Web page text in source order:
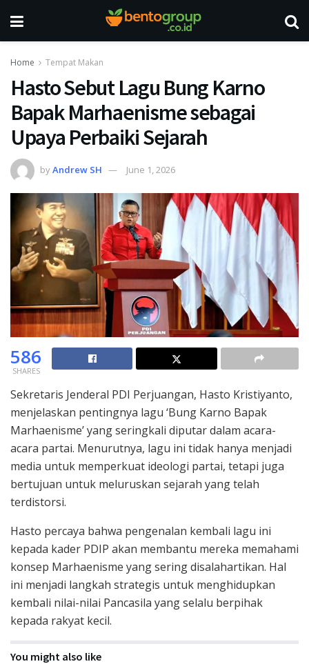
Home Tempat Makan
Hasto Sebut Lagu Bung Karno
Bapak Marhaenisme sebagai
Upaya Perbaiki Sejarah
byAndrew SH June 1, 2026
586
SHARES
Sekretaris Jenderal PDI Perjuangan, Hasto Kristiyanto,
menjelaskan pentingnya lagu ‘Bung Karno Bapak
Marhaenisme’ yang seringkali diputar dalam acara-
acara partai. Menurutnya, lagu ini tidak hanya menjadi
media untuk memperkuat ideologi partai, tetapi juga
bertujuan untuk meluruskan sejarah yang telah
terdistorsi.
Hasto percaya bahwa pengenalan kembali lagu ini
kepada kader PDIP akan membantu mereka memahami
konsep Marhaenisme yang sering disalahartikan. Hal
ini menjadi langkah strategis untuk menghidupkan
kembali nilai-nilai Pancasila yang selalu berpihak
kepada rakyat kecil.
You might also like